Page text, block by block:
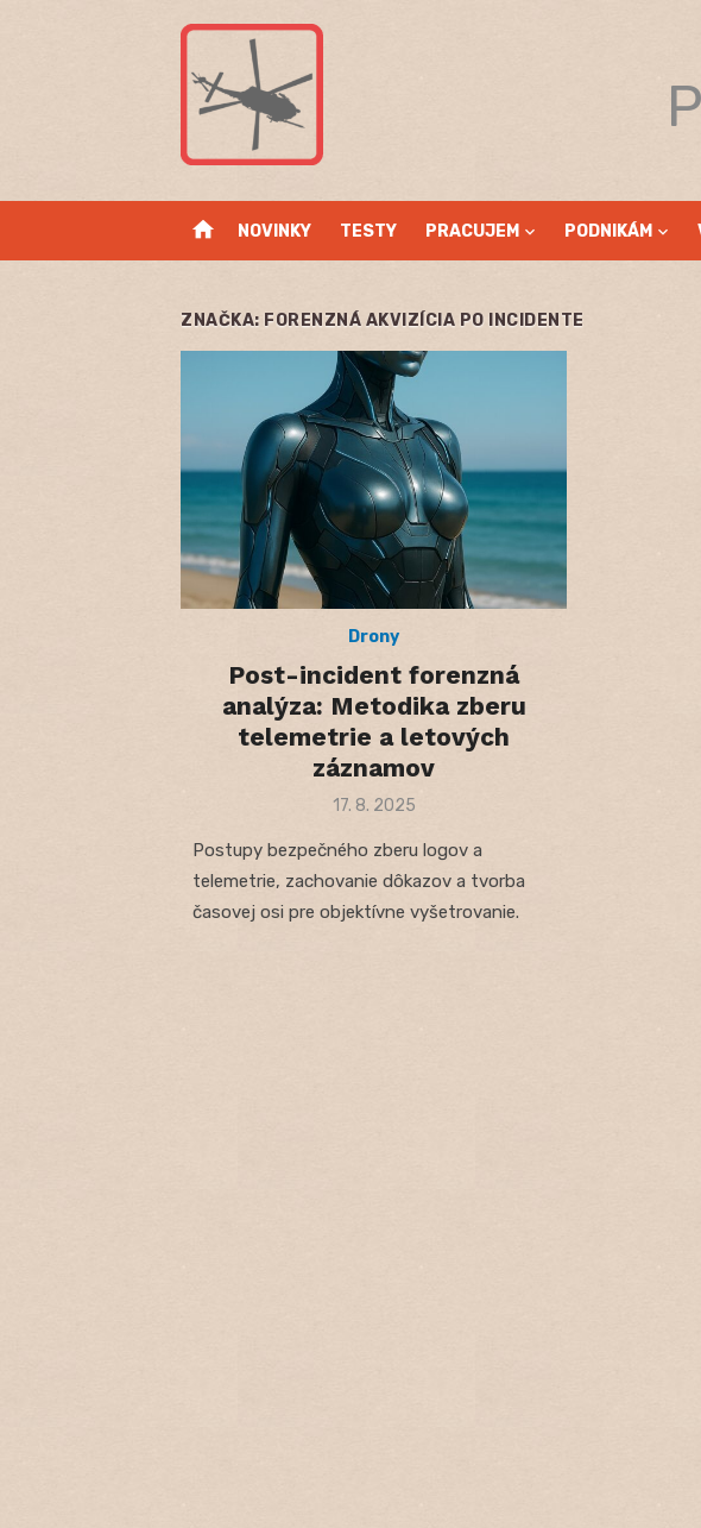
home NOVINKY TESTY PRACUJEM PODNIKÁM
ZNAČKA: FORENZNÁ AKVIZÍCIA PO INCIDENTE
Drony
Post-incident forenzná
analýza: Metodika zberu
telemetrie a letových
záznamov
Posted
17. 8. 2025
Postupy bezpečného zberu logov a
telemetrie, zachovanie dôkazov a tvorba
časovej osi pre objektívne vyšetrovanie.